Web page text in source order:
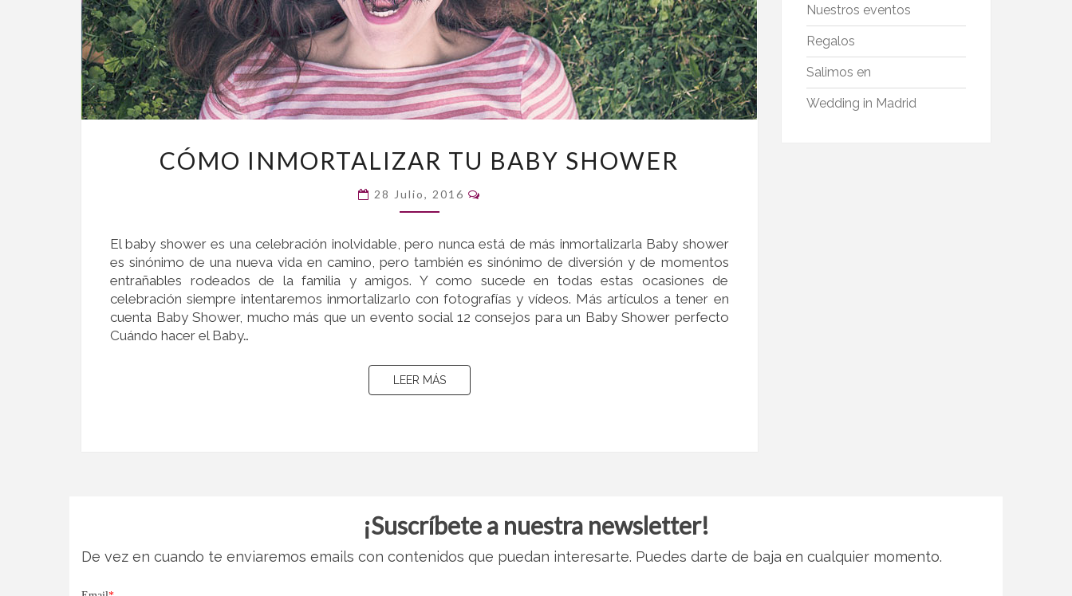
INMORTALIZAR
BABY
CÓMO INMORTALIZAR TU BABY SHOWER
28 Julio, 2016
El baby shower es una celebración inolvidable, pero nunca está de más inmortalizarla Baby shower
es sinónimo de una nueva vida en camino, pero también es sinónimo de diversión y de momentos
entrañables rodeados de la familia y amigos. Y como sucede en todas estas ocasiones de
celebración siempre intentaremos inmortalizarlo con fotografías y vídeos. Más artículos a tener en
cuenta Baby Shower, mucho más que un evento social 12 consejos para un Baby Shower perfecto
Cuándo hacer el Baby…
LEER MÁSLEER MÁS
Nuestros eventos
Regalos
Salimos en
Wedding in Madrid
¡Suscríbete a nuestra newsletter!
De vez en cuando te enviaremos emails con contenidos que puedan interesarte. Puedes darte de baja en cualquier momento.